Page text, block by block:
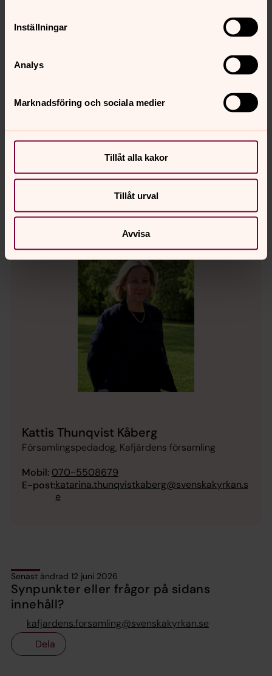
Inställningar
Analys
Marknadsföring och sociala medier
Tillåt alla kakor
Tillåt urval
Avvisa
Sofi Zettervall
sofi.zettervall@svenskakyrkan.se
Kattis Thunqvist Kåberg
Församlingspedadog, Kafjärdens församling
Mobil: 070-5508679
E-post:katarina.thunqvistkaberg@svenskakyrkan.s
e
Senast ändrad 12 juni 2026
Synpunkter eller frågor på sidans
innehåll?
kafjardens.forsamling@svenskakyrkan.se
Dela